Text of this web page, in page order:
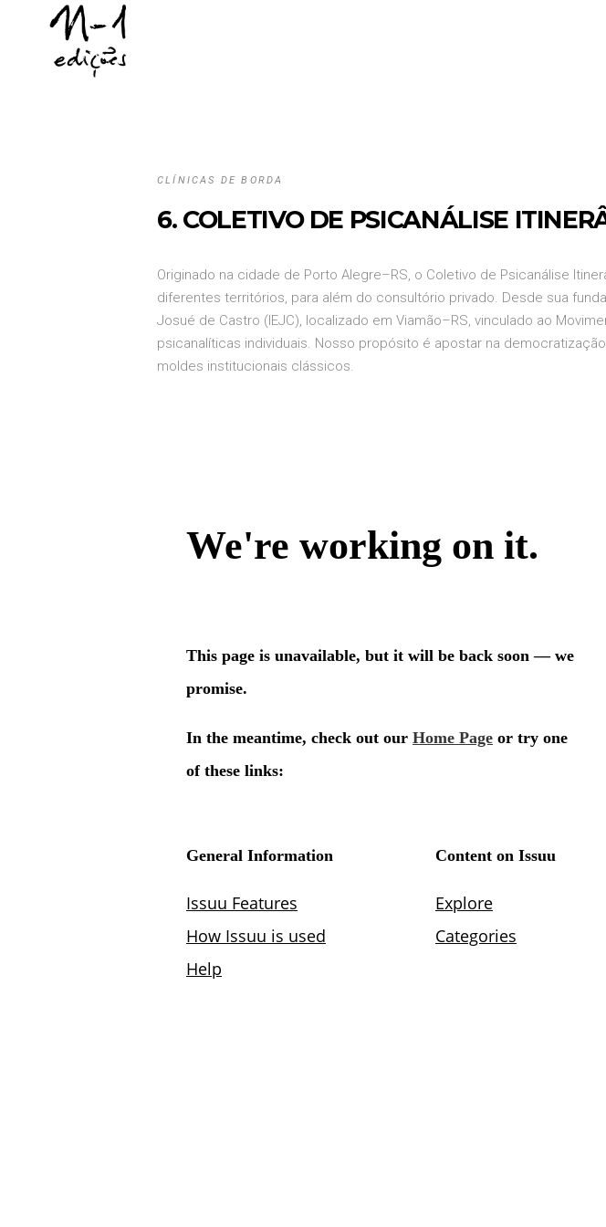
CLÍNICAS DE BORDA
6. COLETIVO DE PSICANÁLISE
Originado na cidade de Porto Alegre–RS, o Coletivo de Psicanálise
diferentes territórios, para além do consultório privado. Desde sua
Josué de Castro (IEJC), localizado em Viamão–RS, vinculado ao
psicanalíticas individuais. Nosso propósito é apostar na
moldes institucionais clássicos.